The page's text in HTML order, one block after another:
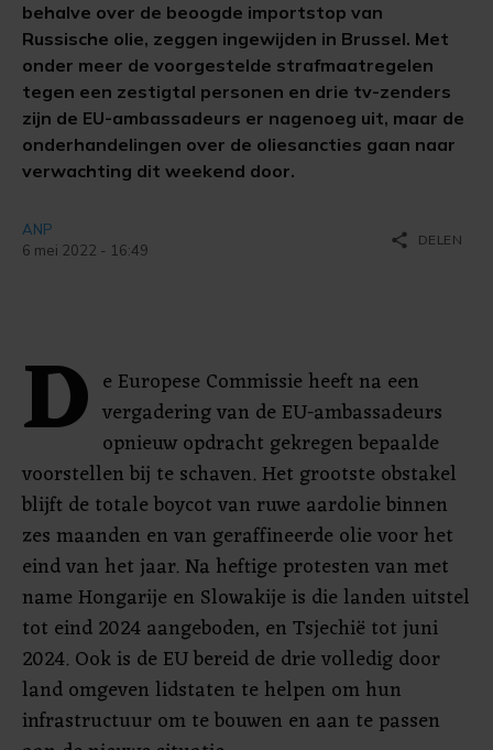
behalve over de beoogde importstop van
Russische olie, zeggen ingewijden in Brussel. Met
onder meer de voorgestelde strafmaatregelen
tegen een zestigtal personen en drie tv-zenders
zijn de EU-ambassadeurs er nagenoeg uit, maar de
onderhandelingen over de oliesancties gaan naar
verwachting dit weekend door.
ANP
6 mei 2022 - 16:49
share DELEN
D e Europese Commissie heeft na een
vergadering van de EU-ambassadeurs
opnieuw opdracht gekregen bepaalde
voorstellen bij te schaven. Het grootste obstakel
blijft de totale boycot van ruwe aardolie binnen
zes maanden en van geraffineerde olie voor het
eind van het jaar. Na heftige protesten van met
name Hongarije en Slowakije is die landen uitstel
tot eind 2024 aangeboden, en Tsjechië tot juni
2024. Ook is de EU bereid de drie volledig door
land omgeven lidstaten te helpen om hun
infrastructuur om te bouwen en aan te passen